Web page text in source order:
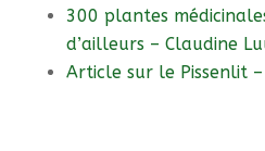
300 plantes
d’ailleurs – Claudine
Article sur le Pissenlit